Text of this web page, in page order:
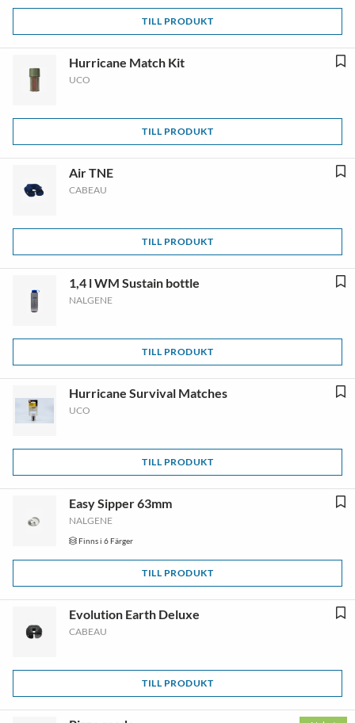
TILL PRODUKT
Hurricane Match Kit
UCO
TILL PRODUKT
Air TNE
CABEAU
TILL PRODUKT
1,4 l WM Sustain bottle
NALGENE
TILL PRODUKT
Hurricane Survival Matches
UCO
TILL PRODUKT
Easy Sipper 63mm
NALGENE
Finns i 6 Färger
TILL PRODUKT
Evolution Earth Deluxe
CABEAU
TILL PRODUKT